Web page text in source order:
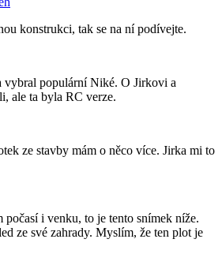
konstrukci, tak se na ní podívejte.
vybral populární Niké. O Jirkovi a
ale ta byla RC verze.
ze stavby mám o něco více. Jirka mi to
počasí i venku, to je tento snímek níže.
ze své zahrady. Myslím, že ten plot je